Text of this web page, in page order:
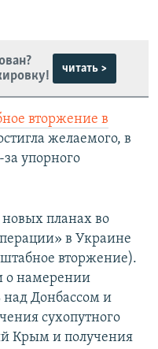
читать >
вторжение в
желаемого, в
за упорного
новых планах во
в Украине
вторжение).
о намерении
над Донбассом и
сухопутного
Крым и получения